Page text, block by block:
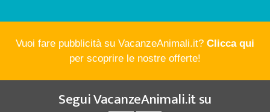
Vuoi fare pubblicità su VacanzeAnimali.it? Clicca qui
per scoprire le nostre offerte!
SeguiVacanzeAnimali.itsu